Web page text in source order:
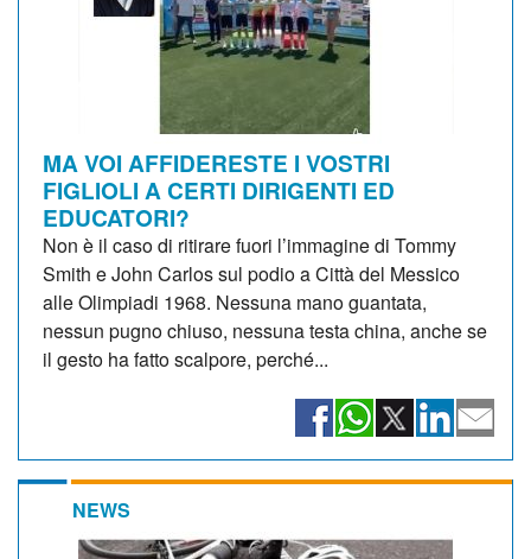
MA VOI AFFIDERESTE I VOSTRI
FIGLIOLI A CERTI DIRIGENTI ED
EDUCATORI?
Non è il caso di ritirare fuori l’immagine di Tommy
Smith e John Carlos sul podio a Città del Messico
alle Olimpiadi 1968. Nessuna mano guantata,
nessun pugno chiuso, nessuna testa china, anche se
il gesto ha fatto scalpore, perché...
NEWS